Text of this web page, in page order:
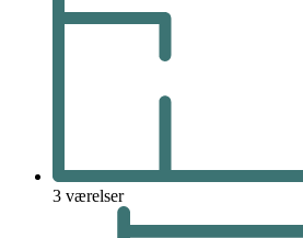
3 værelser